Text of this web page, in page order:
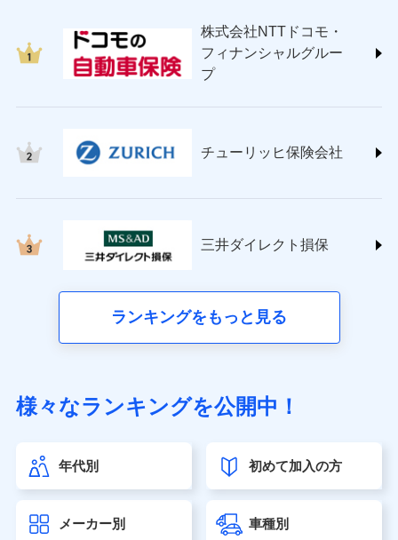
ＳＯＭＰＯダイレクト損害保険株式会社
(https://www.sompo-direct.co.jp/)
チューリッヒ保険会社 (https://www.zurich.co.jp/)
(https://www.nisshinfire.co.jp/)
(https://www.petfamilyins.co.jp/)
ins.com/)
三井ダイレクト損害保険株式会社
（https://www.sonylife.co.jp）
第一ネオ生命保険株式会社（https://neofirst.co.jp/）
大樹生命保険株式会社（https://www.taiju-life.co.jp）
seimei.co.jp）
株式会社NTTドコモ・
フィナンシャルグルー
プ
チューリッヒ保険会社
三井ダイレクト損保
ランキングをもっと見る
様々なランキングを公開中！
年代別 初めて加入の方
メーカー別 車種別